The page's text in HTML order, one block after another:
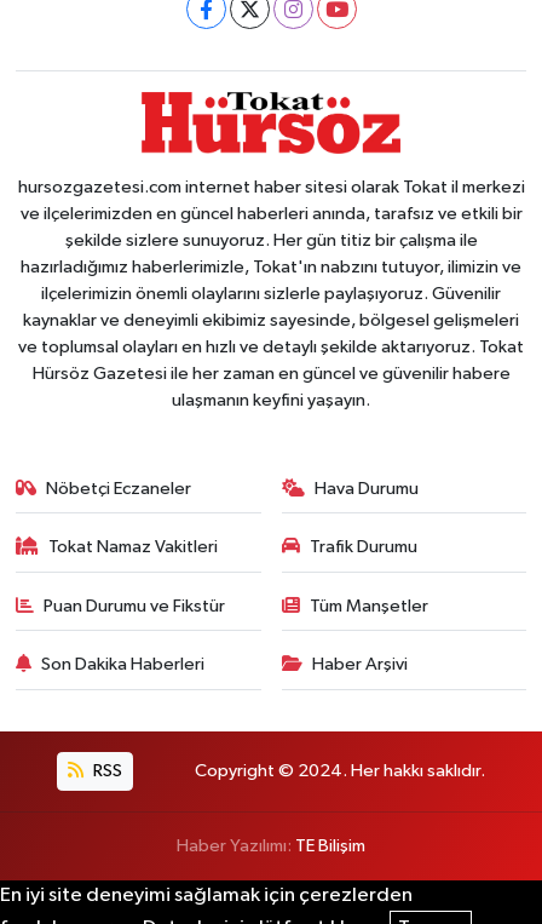
hursozgazetesi.com internet haber sitesi olarak Tokat il merkezi
ve ilçelerimizden en güncel haberleri anında, tarafsız ve etkili bir
şekilde sizlere sunuyoruz. Her gün titiz bir çalışma ile
hazırladığımız haberlerimizle, Tokat'ın nabzını tutuyor, ilimizin ve
ilçelerimizin önemli olaylarını sizlerle paylaşıyoruz. Güvenilir
kaynaklar ve deneyimli ekibimiz sayesinde, bölgesel gelişmeleri
ve toplumsal olayları en hızlı ve detaylı şekilde aktarıyoruz. Tokat
Hürsöz Gazetesi ile her zaman en güncel ve güvenilir habere
ulaşmanın keyfini yaşayın.
Nöbetçi Eczaneler Hava Durumu
Tokat Namaz Vakitleri Trafik Durumu
Puan Durumu ve Fikstür Tüm Manşetler
Son Dakika Haberleri Haber Arşivi
RSS Copyright © 2024. Her hakkı saklıdır.
Haber Yazılımı: TE Bilişim
En iyi site deneyimi sağlamak için çerezlerden